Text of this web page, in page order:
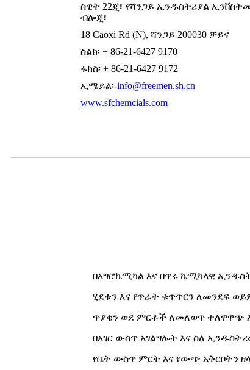
ስዊት 22ጂ፣ የሻንጋይ ኢንዱስትሪያል
ብሎጂ፣
18 Caoxi Rd (N), ሻንጋይ 200030 ቻይና
ስልክ፡ + 86-21-6427 9170
ፋክስ፡ + 86-21-6427 9172
ኢሜይል፡-info@freemen.sh.cn
www.sfchemcials.com
በአግሮኬሚካል እና በጥሩ ኬሚካላዊ
ሂደቱን እና የጥራት ቁጥጥርን ለመንደፍ
ጥያቄን ወደ ምርቶች ለመለወጥ ተለዋዋጭ
በአገር ውስጥ አገልግሎት እና ስለ
የቤት ውስጥ ምርት እና የውጭ አቅርቦትን